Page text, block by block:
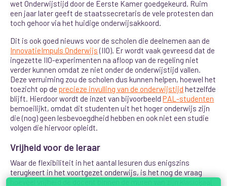
wet Onderwijstijd door de Eerste Kamer goedgekeurd. Ruim
een jaar later geeft de staatssecretaris de vele protesten dan
toch gehoor via het huidige onderwijsakkoord.
Dit is ook goed nieuws voor de scholen die deelnemen aan de
InnovatieImpuls Onderwijs(IIO). Er wordt vaak gevreesd dat de
ingezette IIO-experimenten na afloop van de regeling niet
verder kunnen omdat ze niet onder de onderwijstijd vallen.
Deze verruiming zou de scholen dus kunnen helpen, hoewel het
toezicht op deprecieze invulling van de onderwijstijd hetzelfde
blijft. Hierdoor wordt de inzet van bijvoorbeeldPAL-studenten
bemoeilijkt, omdat dit studenten uit het hoger onderwijs zijn
die (nog) geen lesbevoegdheid hebben en ook niet een studie
volgen die hiervoor opleidt.
Vrijheid voor de leraar
Waar de flexibiliteit in het aantal lesuren dus enigszins
terugkeert in het voortgezet onderwijs, is het nog de vraag